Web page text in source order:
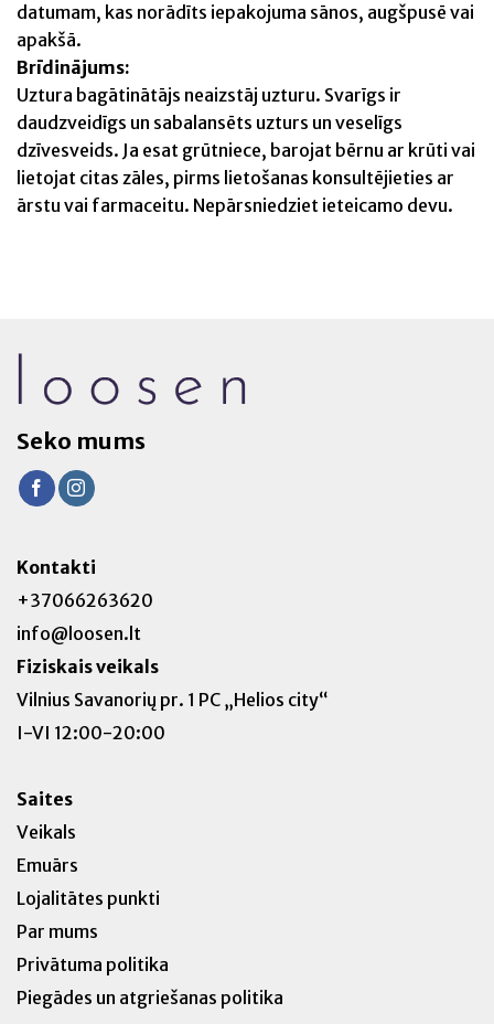
datumam, kas norādīts iepakojuma sānos, augšpusē vai
apakšā.
Brīdinājums:
Uztura bagātinātājs neaizstāj uzturu. Svarīgs ir
daudzveidīgs un sabalansēts uzturs un veselīgs
dzīvesveids. Ja esat grūtniece, barojat bērnu ar krūti vai
lietojat citas zāles, pirms lietošanas konsultējieties ar
ārstu vai farmaceitu. Nepārsniedziet ieteicamo devu.
Seko mums
Kontakti
+37066263620
info@loosen.lt
Fiziskais veikals
Vilnius Savanorių pr. 1 PC „Helios city“
I-VI 12:00-20:00
Saites
Veikals
Emuārs
Lojalitātes punkti
Par mums
Privātuma politika
Piegādes un atgriešanas politika